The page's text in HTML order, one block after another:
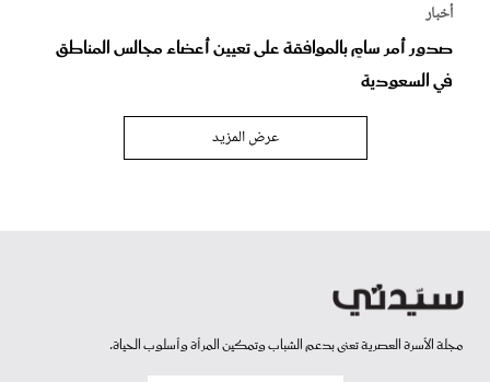
أخبار
صدور أمر سامٍ بالموافقة على تعيين أعضاء مجالس المناطق
في السعودية
عرض المزيد
مجلة الأسرة العصرية تعنى بدعم الشباب وتمكين المرأة وأسلوب الحياة.